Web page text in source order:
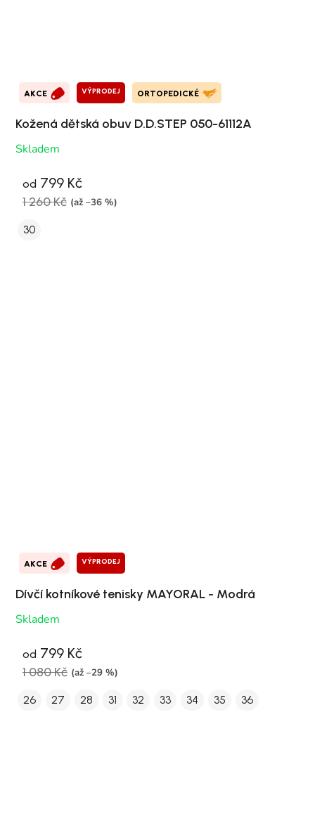
AKCE VÝPRODEJ ORTOPEDICKÉ
Kožená dětská obuv D.D.STEP 050-61112A
Skladem
od 799 Kč
1 260 Kč (až –36 %)
30
AKCE VÝPRODEJ
Dívčí kotníkové tenisky MAYORAL - Modrá
Skladem
od 799 Kč
1 080 Kč (až –29 %)
26 27 28 31 32 33 34 35 36